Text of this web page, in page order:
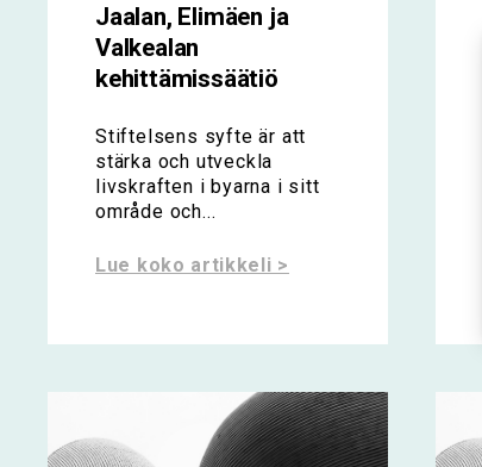
Jaalan, Elimäen ja
Valkealan
kehittämissäätiö
Stiftelsens syfte är att
stärka och utveckla
livskraften i byarna i sitt
område och...
Lue koko artikkeli >